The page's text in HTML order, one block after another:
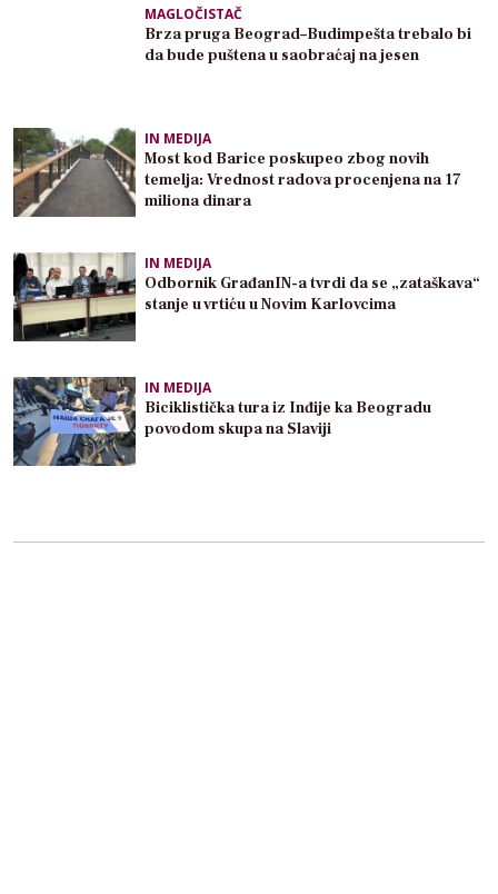
MAGLOČISTAČ
Brza pruga Beograd–Budimpešta trebalo bi
da bude puštena u saobraćaj na jesen
IN MEDIJA
Most kod Barice poskupeo zbog novih
temelja: Vrednost radova procenjena na 17
miliona dinara
IN MEDIJA
Odbornik GrađanIN-a tvrdi da se „zataškava“
stanje u vrtiću u Novim Karlovcima
IN MEDIJA
Biciklistička tura iz Inđije ka Beogradu
povodom skupa na Slaviji